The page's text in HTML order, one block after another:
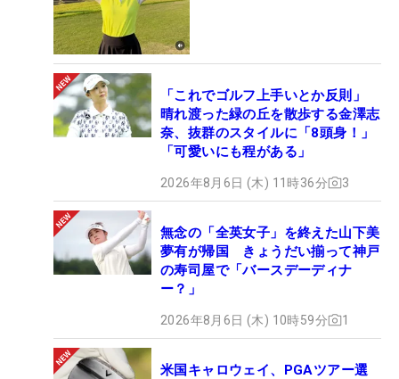
「これでゴルフ上手いとか反則」
晴れ渡った緑の丘を散歩する金澤志
奈、抜群のスタイルに「8頭身！」
「可愛いにも程がある」
2026年8月6日 (木) 11時36分 3
無念の「全英女子」を終えた山下美
夢有が帰国 きょうだい揃って神戸
の寿司屋で「バースデーディナ
ー？」
2026年8月6日 (木) 10時59分 1
米国キャロウェイ、PGAツアー選